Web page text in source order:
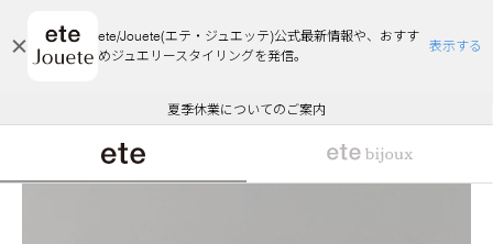
ete/Jouete(エテ・ジュエッテ)公式最新情報や、おすす
めジュエリースタイリングを発信。
表示する
エコラッピング及びエコポイント付与のご案内
ご注文いただいたお品物のお届け状況について
夏季休業についてのご案内
WEB Limited Items >>
採用のご案内
悪質な偽サイトにご注意ください
エコラッピング及びエコポイント付与のご案内
ご注文いただいたお品物のお届け状況について